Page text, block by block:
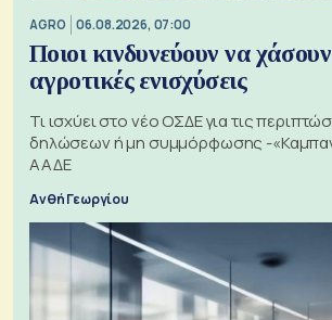
AGRO 06.08.2026, 07:00
Ποιοι κινδυνεύουν να χάσουν
αγροτικές ενισχύσεις
Τι ισχύει στο νέο ΟΣΔΕ για τις
δηλώσεων ή μη συμμόρφωσης -
ΑΑΔΕ
Ανθή Γεωργίου